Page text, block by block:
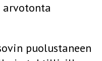
puolustaneen